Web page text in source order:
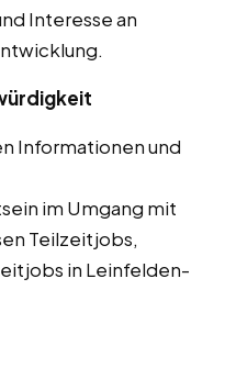
Interesse an
Informationen und
im Umgang mit
Teilzeitjobs,
in Leinfelden-